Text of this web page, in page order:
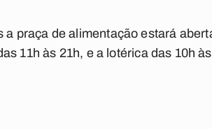
praça de alimentação estará
11h às 21h, e a lotérica das 10h